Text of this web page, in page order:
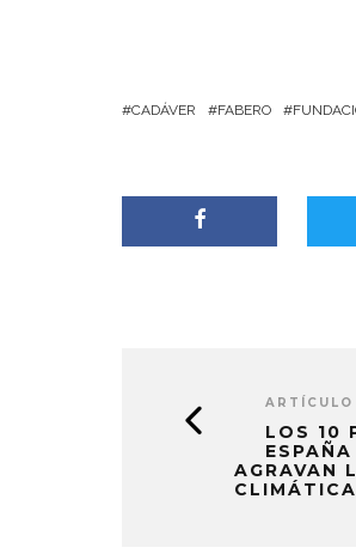
CADÁVER FABERO
LOS 10
AGRAVAN
CLIMÁTICA